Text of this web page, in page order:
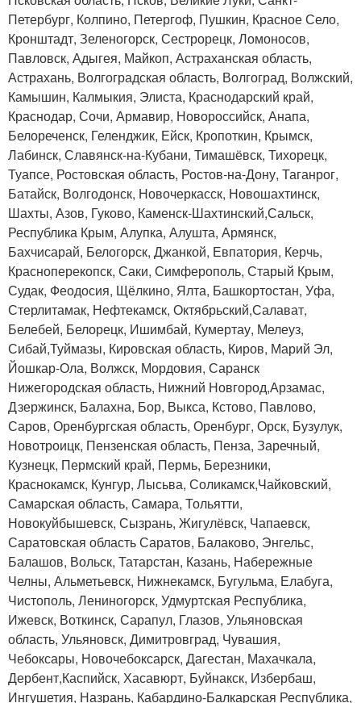
Петербург, Колпино, Петергоф, Пушкин, Красное Село,
Кронштадт, Зеленогорск, Сестрорецк, Ломоносов,
Павловск, Адыгея, Майкоп, Астраханская область,
Астрахань, Волгоградская область, Волгоград, Волжский,
Камышин, Калмыкия, Элиста, Краснодарский край,
Краснодар, Сочи, Армавир, Новороссийск, Анапа,
Белореченск, Геленджик, Ейск, Кропоткин, Крымск,
Лабинск, Славянск-на-Кубани, Тимашёвск, Тихорецк,
Туапсе, Ростовская область, Ростов-на-Дону, Таганрог,
Батайск, Волгодонск, Новочеркасск, Новошахтинск,
Шахты, Азов, Гуково, Каменск-Шахтинский,Сальск,
Республика Крым, Алупка, Алушта, Армянск,
Бахчисарай, Белогорск, Джанкой, Евпатория, Керчь,
Красноперекопск, Саки, Симферополь, Старый Крым,
Судак, Феодосия, Щёлкино, Ялта, Башкортостан, Уфа,
Стерлитамак, Нефтекамск, Октябрьский,Салават,
Белебей, Белорецк, Ишимбай, Кумертау, Мелеуз,
Сибай,Туймазы, Кировская область, Киров, Марий Эл,
Йошкар-Ола, Волжск, Мордовия, Саранск
Нижегородская область, Нижний Новгород,Арзамас,
Дзержинск, Балахна, Бор, Выкса, Кстово, Павлово,
Саров, Оренбургская область, Оренбург, Орск, Бузулук,
Новотроицк, Пензенская область, Пенза, Заречный,
Кузнецк, Пермский край, Пермь, Березники,
Краснокамск, Кунгур, Лысьва, Соликамск,Чайковский,
Самарская область, Самара, Тольятти,
Новокуйбышевск, Сызрань, Жигулёвск, Чапаевск,
Саратовская область Саратов, Балаково, Энгельс,
Балашов, Вольск, Татарстан, Казань, Набережные
Челны, Альметьевск, Нижнекамск, Бугульма, Елабуга,
Чистополь, Лениногорск, Удмуртская Республика,
Ижевск, Воткинск, Сарапул, Глазов, Ульяновская
область, Ульяновск, Димитровград, Чувашия,
Чебоксары, Новочебоксарск, Дагестан, Махачкала,
Дербент,Каспийск, Хасавюрт, Буйнакск, Избербаш,
Ингушетия, Назрань, Кабардино-Балкарская Республика,